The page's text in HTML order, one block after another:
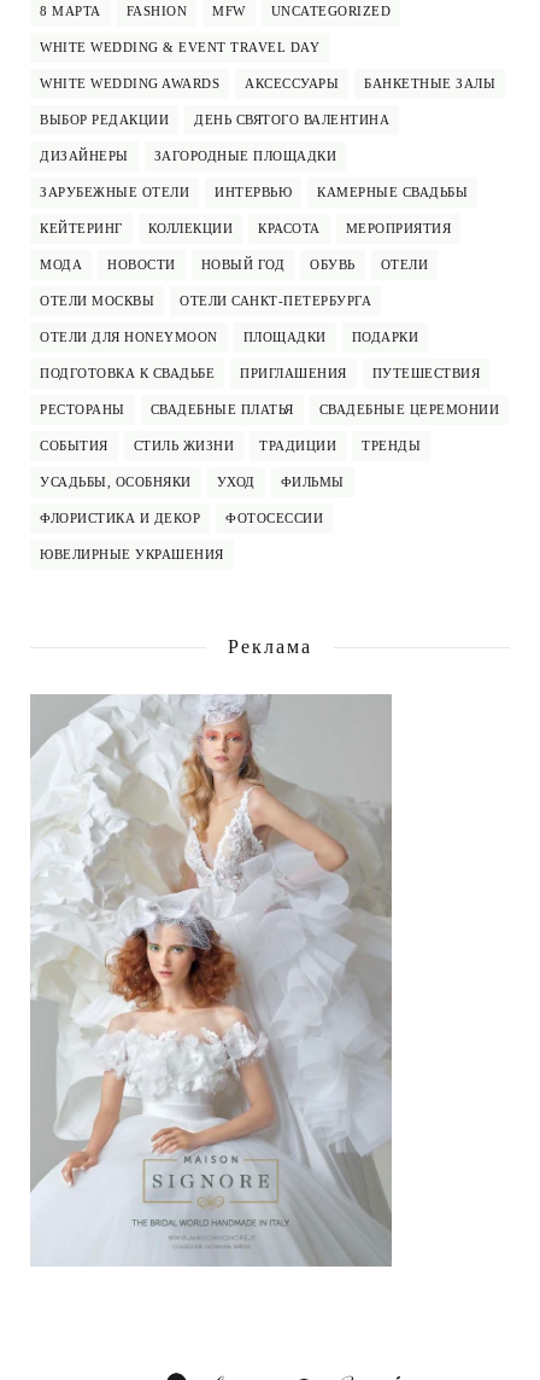
8 МАРТА FASHION MFW UNCATEGORIZED
WHITE WEDDING & EVENT TRAVEL DAY
WHITE WEDDING AWARDS АКСЕССУАРЫ БАНКЕТНЫЕ ЗАЛЫ
ВЫБОР РЕДАКЦИИ ДЕНЬ СВЯТОГО ВАЛЕНТИНА
ДИЗАЙНЕРЫ ЗАГОРОДНЫЕ ПЛОЩАДКИ
ЗАРУБЕЖНЫЕ ОТЕЛИ ИНТЕРВЬЮ КАМЕРНЫЕ СВАДЬБЫ
КЕЙТЕРИНГ КОЛЛЕКЦИИ КРАСОТА МЕРОПРИЯТИЯ
МОДА НОВОСТИ НОВЫЙ ГОД ОБУВЬ ОТЕЛИ
ОТЕЛИ МОСКВЫ ОТЕЛИ САНКТ-ПЕТЕРБУРГА
ОТЕЛИ ДЛЯ HONEYMOON ПЛОЩАДКИ ПОДАРКИ
ПОДГОТОВКА К СВАДЬБЕ ПРИГЛАШЕНИЯ ПУТЕШЕСТВИЯ
РЕСТОРАНЫ СВАДЕБНЫЕ ПЛАТЬЯ СВАДЕБНЫЕ ЦЕРЕМОНИИ
СОБЫТИЯ СТИЛЬ ЖИЗНИ ТРАДИЦИИ ТРЕНДЫ
УСАДЬБЫ, ОСОБНЯКИ УХОД ФИЛЬМЫ
ФЛОРИСТИКА И ДЕКОР ФОТОСЕССИИ
ЮВЕЛИРНЫЕ УКРАШЕНИЯ
Реклама